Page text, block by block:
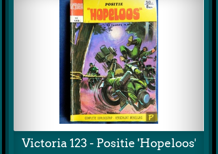
Victoria 123 - Positie 'Hopeloos'